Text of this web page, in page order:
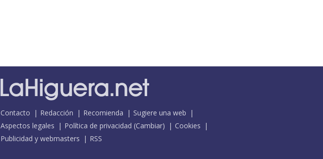
Contacto Redacción Recomienda
Sugiere una web
Aspectos legales
Política de privacidad (Cambiar)
Cookies
Publicidad y webmasters
RSS